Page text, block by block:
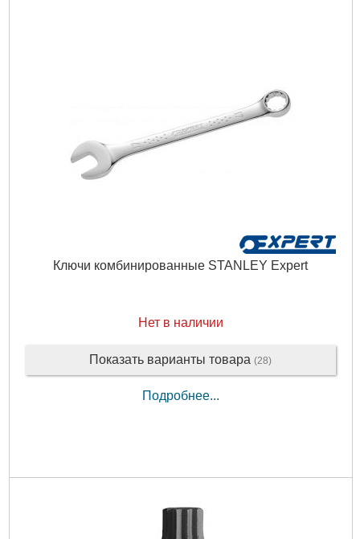
Ключи комбинированные STANLEY Expert
Нет в наличии
Показать варианты товара (28)
Подробнее...